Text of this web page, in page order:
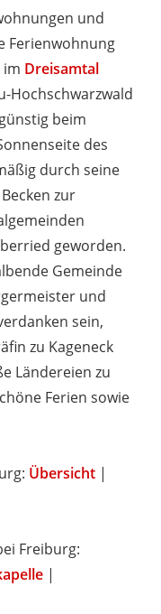
und
Ferienwohnung
im Dreisamtal
Hochschwarzwald
beim
des
durch seine
zur
geworden.
Gemeinde
und
sein,
zu Kageneck
Ländereien zu
Ferien sowie
Übersicht |
Freiburg:
|